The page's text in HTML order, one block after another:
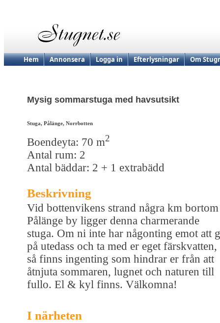
Hem Annonsera Logga in Efterlysningar Om
Mysig sommarstuga med havsutsikt
Stuga, Pålänge, Norrbotten
Boendeyta: 70 m2
Antal rum: 2
Antal bäddar: 2 + 1 extrabädd
Beskrivning
Vid bottenvikens strand några km bortom
Pålänge by ligger denna charmerande
stuga. Om ni inte har någonting emot att
på utedass och ta med er eget färskvatten,
så finns ingenting som hindrar er från att
åtnjuta sommaren, lugnet och naturen till
fullo. El & kyl finns. Välkomna!
I närheten